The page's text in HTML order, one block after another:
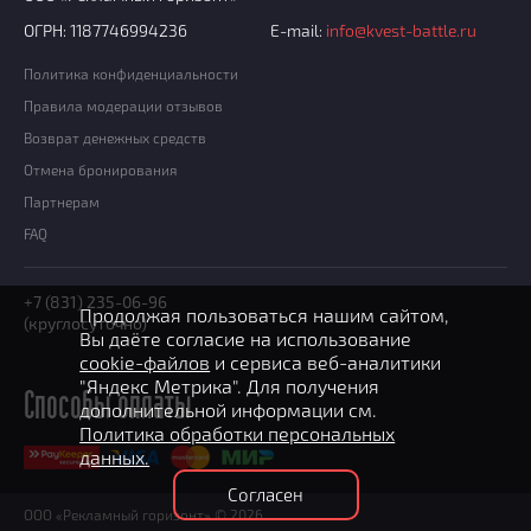
Добавить квест
ОГРН: 1187746994236
E-mail: info@kvest-battle.ru
Политика конфиденциальности
Правила модерации отзывов
Возврат денежных средств
Отмена бронирования
Партнерам
FAQ
+7 (831) 235-06-96
(круглосуточно)
Способы оплаты
ООО «Рекламный горизонт» © 2026
Продолжая пользоваться нашим сайтом,
Вы даёте согласие на использование
cookie-файлов и сервиса веб-аналитики
"Яндекс Метрика". Для получения
дополнительной информации см.
Политика обработки персональных
данных.
Согласен